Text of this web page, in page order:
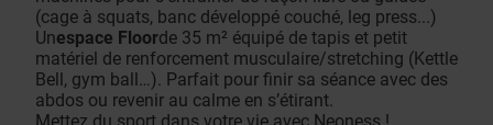
(cage à squats, banc développé couché, leg press...)
Unespace Floorde 35 m² équipé de tapis et petit
matériel de renforcement musculaire/stretching (Kettle
Bell, gym ball…). Parfait pour finir sa séance avec des
abdos ou revenir au calme en s’étirant.